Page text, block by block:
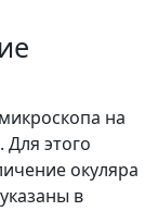
на
Для этого
окуляра
в